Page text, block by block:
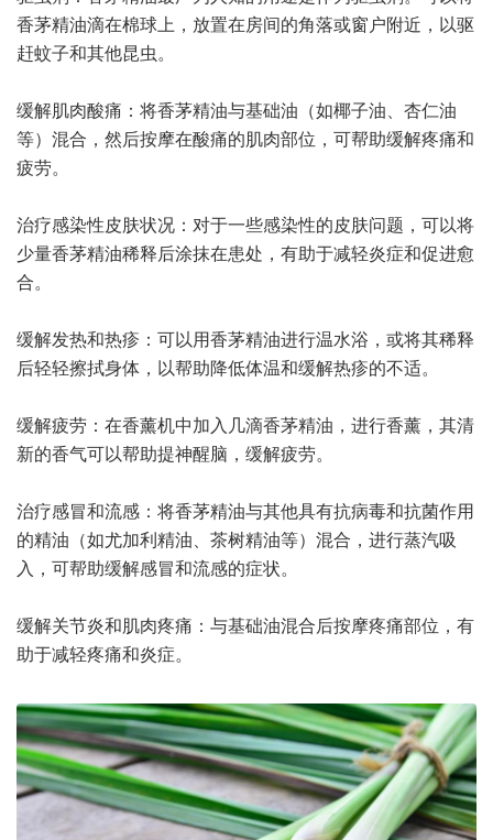
香茅精油滴在棉球上，放置在房间的角落或窗户附近，以驱
赶蚊子和其他昆虫。
缓解肌肉酸痛：将香茅精油与基础油（如椰子油、杏仁油
等）混合，然后按摩在酸痛的肌肉部位，可帮助缓解疼痛和
疲劳。
治疗感染性皮肤状况：对于一些感染性的皮肤问题，可以将
少量香茅精油稀释后涂抹在患处，有助于减轻炎症和促进愈
合。
缓解发热和热疹：可以用香茅精油进行温水浴，或将其稀释
后轻轻擦拭身体，以帮助降低体温和缓解热疹的不适。
缓解疲劳：在香薰机中加入几滴香茅精油，进行香薰，其清
新的香气可以帮助提神醒脑，缓解疲劳。
治疗感冒和流感：将香茅精油与其他具有抗病毒和抗菌作用
的精油（如尤加利精油、茶树精油等）混合，进行蒸汽吸
入，可帮助缓解感冒和流感的症状。
缓解关节炎和肌肉疼痛：与基础油混合后按摩疼痛部位，有
助于减轻疼痛和炎症。